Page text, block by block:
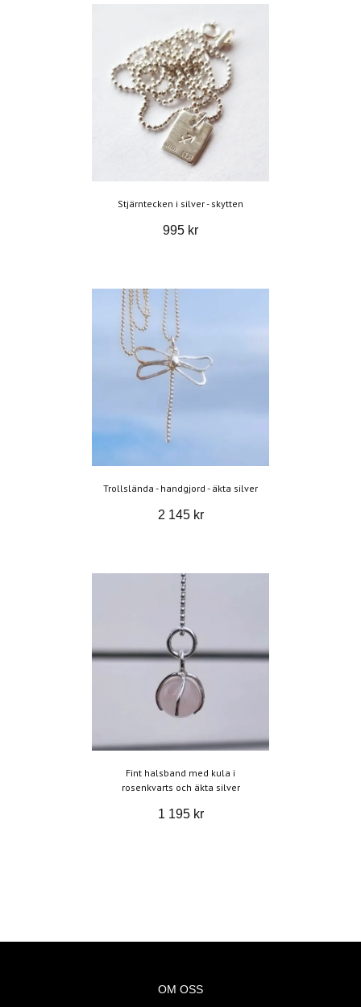
Stjärntecken i silver - skytten
995 kr
Trollslända - handgjord - äkta silver
2 145 kr
Fint halsband med kula i
rosenkvarts och äkta silver
1 195 kr
OM OSS